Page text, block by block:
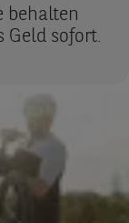
behalten
Geld sofort.